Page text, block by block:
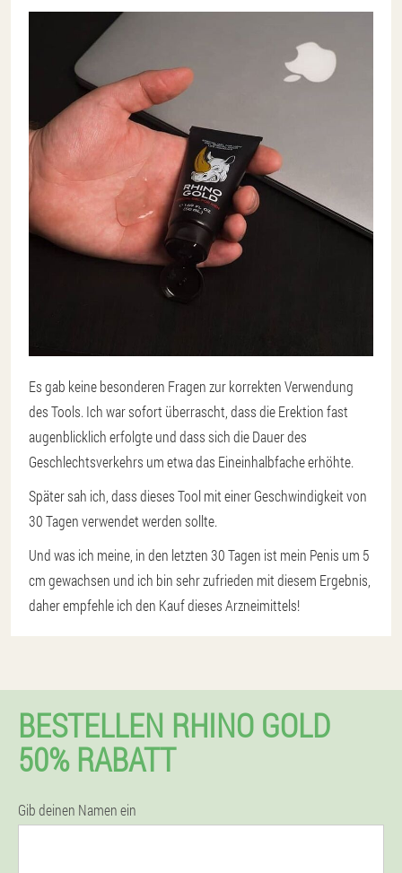
Es gab keine besonderen Fragen zur korrekten Verwendung
des Tools. Ich war sofort überrascht, dass die Erektion fast
augenblicklich erfolgte und dass sich die Dauer des
Geschlechtsverkehrs um etwa das Eineinhalbfache erhöhte.
Später sah ich, dass dieses Tool mit einer Geschwindigkeit von
30 Tagen verwendet werden sollte.
Und was ich meine, in den letzten 30 Tagen ist mein Penis um 5
cm gewachsen und ich bin sehr zufrieden mit diesem Ergebnis,
daher empfehle ich den Kauf dieses Arzneimittels!
BESTELLEN RHINO GOLD
50% RABATT
Gib deinen Namen ein